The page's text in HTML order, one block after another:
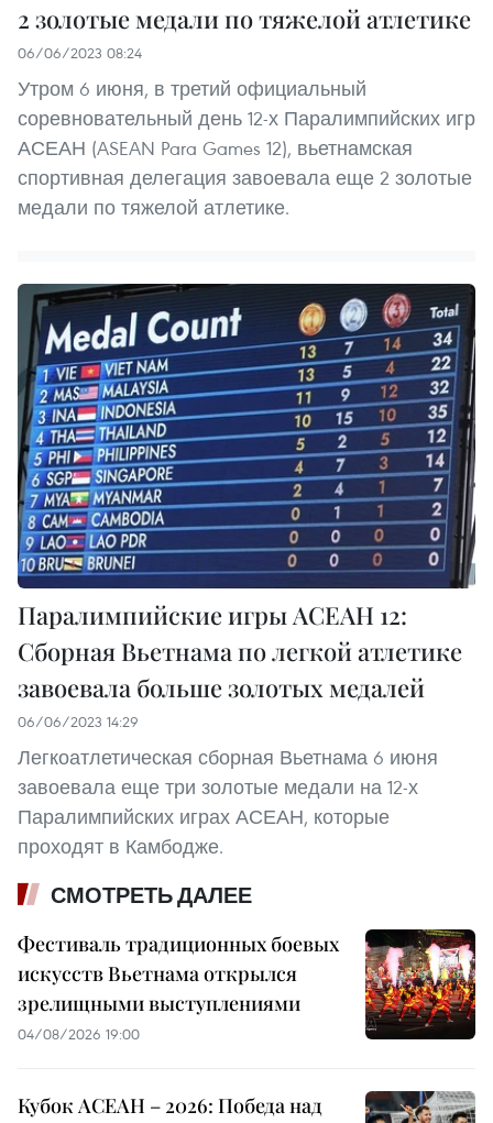
2 золотые медали по тяжелой атлетике
06/06/2023 08:24
Утром 6 июня, в третий официальный
соревновательный день 12-х Паралимпийских игр
АСЕАН (ASEAN Para Games 12), вьетнамская
спортивная делегация завоевала еще 2 золотые
медали по тяжелой атлетике.
Паралимпийские игры АСЕАН 12:
Сборная Вьетнама по легкой атлетике
завоевала больше золотых медалей
06/06/2023 14:29
Легкоатлетическая сборная Вьетнама 6 июня
завоевала еще три золотые медали на 12-х
Паралимпийских играх АСЕАН, которые
проходят в Камбодже.
СМОТРЕТЬ ДАЛЕЕ
Фестиваль традиционных боевых
искусств Вьетнама открылся
зрелищными выступлениями
04/08/2026 19:00
Кубок АСЕАН – 2026: Победа над